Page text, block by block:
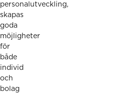
personalutveckling,
skapas
goda
möjligheter
för
både
individ
och
bolag